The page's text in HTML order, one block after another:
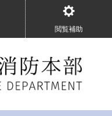
閲覧補助